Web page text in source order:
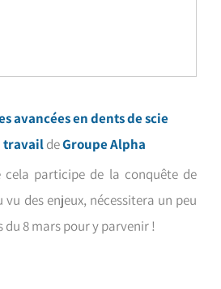
avancées en dents de scie
travaildeGroupe Alpha
cela participe de la conquête de
vu des enjeux, nécessitera un peu
du 8 mars pour y parvenir !